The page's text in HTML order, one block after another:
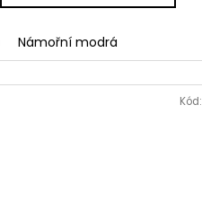
Námořní modrá
Kód: